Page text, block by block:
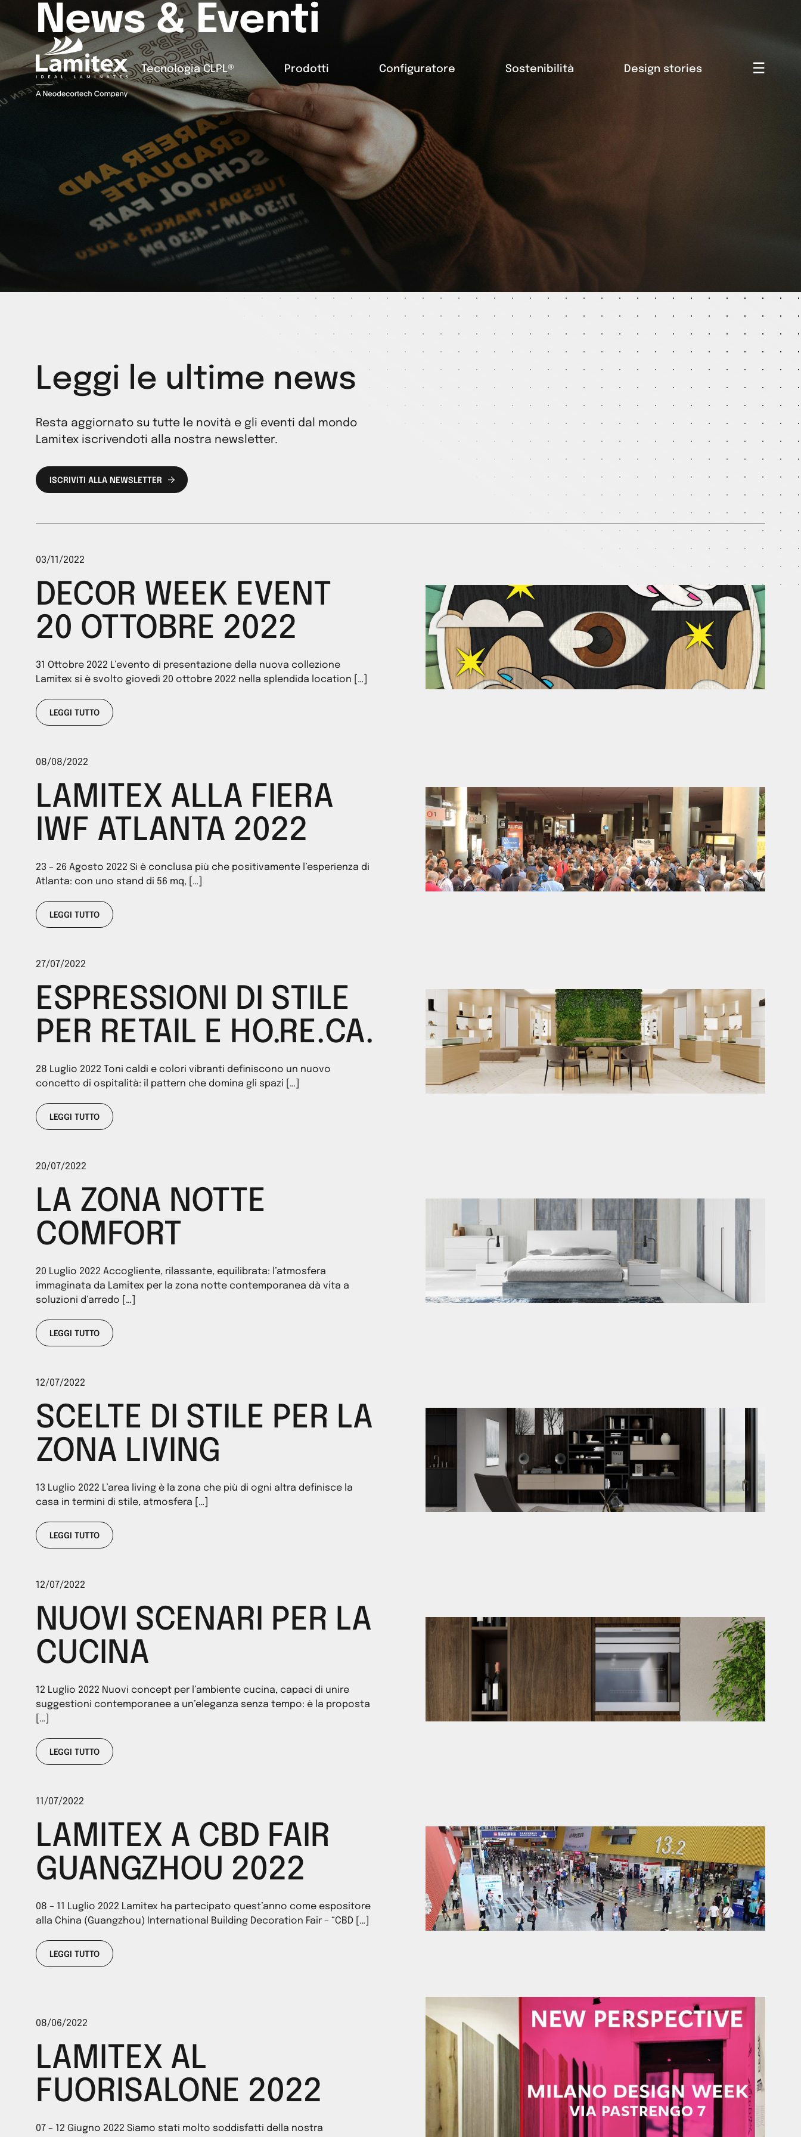
Tecnologia CLPL® Prodotti Configuratore Sostenibilità Design stories ☰
News & Eventi
Leggi le ultime news
Resta aggiornato su tutte le novità e gli eventi dal mondo
Lamitex iscrivendoti alla nostra newsletter.
ISCRIVITI ALLA NEWSLETTER
03/11/2022
DECOR WEEK EVENT
20 OTTOBRE 2022
31 Ottobre 2022 L’evento di presentazione della nuova collezione
Lamitex si è svolto giovedì 20 ottobre 2022 nella splendida location […]
LEGGI TUTTO
08/08/2022
LAMITEX ALLA FIERA
IWF ATLANTA 2022
23 – 26 Agosto 2022 Si è conclusa più che positivamente l’esperienza di
Atlanta: con uno stand di 56 mq, […]
LEGGI TUTTO
27/07/2022
ESPRESSIONI DI STILE
PER RETAIL E HO.RE.CA.
28 Luglio 2022 Toni caldi e colori vibranti definiscono un nuovo
concetto di ospitalità: il pattern che domina gli spazi […]
LEGGI TUTTO
20/07/2022
LA ZONA NOTTE
COMFORT
20 Luglio 2022 Accogliente, rilassante, equilibrata: l’atmosfera
immaginata da Lamitex per la zona notte contemporanea dà vita a
soluzioni d’arredo […]
LEGGI TUTTO
12/07/2022
SCELTE DI STILE PER LA
ZONA LIVING
13 Luglio 2022 L’area living è la zona che più di ogni altra definisce la
casa in termini di stile, atmosfera […]
LEGGI TUTTO
12/07/2022
NUOVI SCENARI PER LA
CUCINA
12 Luglio 2022 Nuovi concept per l’ambiente cucina, capaci di unire
suggestioni contemporanee a un’eleganza senza tempo: è la proposta
[…]
LEGGI TUTTO
11/07/2022
LAMITEX A CBD FAIR
GUANGZHOU 2022
08 – 11 Luglio 2022 Lamitex ha partecipato quest’anno come espositore
alla China (Guangzhou) International Building Decoration Fair – “CBD […]
LEGGI TUTTO
08/06/2022
LAMITEX AL
FUORISALONE 2022
07 – 12 Giugno 2022 Siamo stati molto soddisfatti della nostra